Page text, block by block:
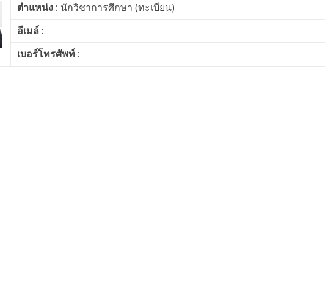
ตำแหน่ง : นักวิชาการศึกษา (ทะเบียน)
อีเมล์ :
เบอร์โทรศัพท์ :